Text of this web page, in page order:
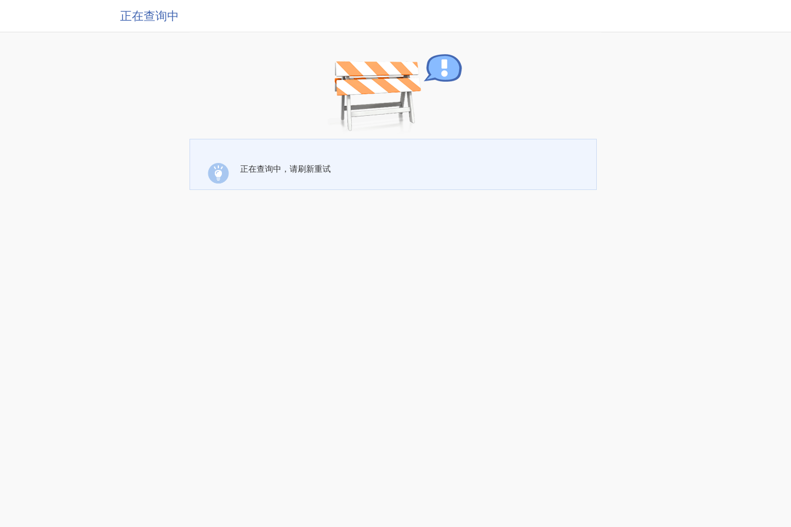
正在查询中
正在查询中，请刷新重试